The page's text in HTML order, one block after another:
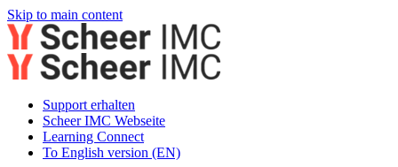
Skip to main content
Support erhalten
Scheer IMC Webseite
Learning Connect
To English version (EN)